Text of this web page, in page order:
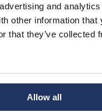
and
other information that
that they’ve collected
Allow all
e-mails in een
duidelijke
kunnen handelen